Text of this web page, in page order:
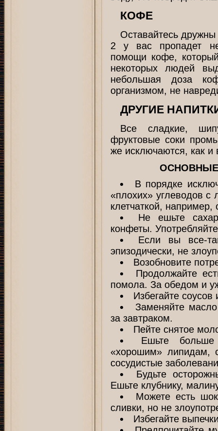
КОФЕ
Оставайтесь
2 у вас пропадет
помощи кофе,
некоторых людей
небольшая доза
организмом, не
ДРУГИЕ
Все сладкие,
фруктовые соки
же исключаются, как
В порядке
«плохих» углеводов с
клетчаткой, например,
Не ешьте
конфеты.
Если вы все-
эпизодически, не
Возобновите
Продолжайте
помола. За обедом и
Избегайте
Заменяйте
за завтраком.
Пейте снятое
Ешьте
«хорошим» липидам,
сосудистые
Будьте
Ешьте клубнику,
Можете есть
сливки, но не
Избегайте